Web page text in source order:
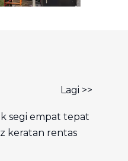
Lagi >>
segi empat tepat
keratan rentas